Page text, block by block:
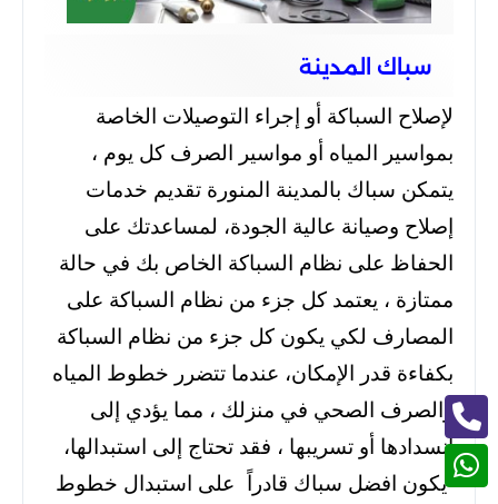
سباك المدينة
لإصلاح السباكة أو إجراء التوصيلات الخاصة
بمواسير المياه أو مواسير الصرف كل يوم ،
يتمكن سباك بالمدينة المنورة تقديم خدمات
إصلاح وصيانة عالية الجودة، لمساعدتك على
الحفاظ على نظام السباكة الخاص بك في حالة
ممتازة ، يعتمد كل جزء من نظام السباكة على
المصارف لكي يكون كل جزء من نظام السباكة
بكفاءة قدر الإمكان، عندما تتضرر خطوط المياه
والصرف الصحي في منزلك ، مما يؤدي إلى
انسدادها أو تسريبها ، فقد تحتاج إلى استبدالها،
يكون افضل سباك قادراً على استبدال خطوط